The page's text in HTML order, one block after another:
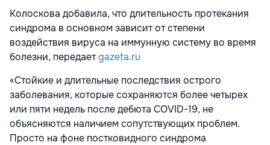
Колоскова добавила, что длительность протекания
синдрома в основном зависит от степени
воздействия вируса на иммунную систему во время
болезни, передаетgazeta.ru
«Стойкие и длительные последствия острого
заболевания, которые сохраняются более четырех
или пяти недель после дебюта COVID-19, не
объясняются наличием сопутствующих проблем.
Просто на фоне постковидного синдрома